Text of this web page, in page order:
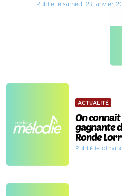
Publié le samedi 23 janvier
ACTUALITÉ
On
gagnante
Ronde
Publié le